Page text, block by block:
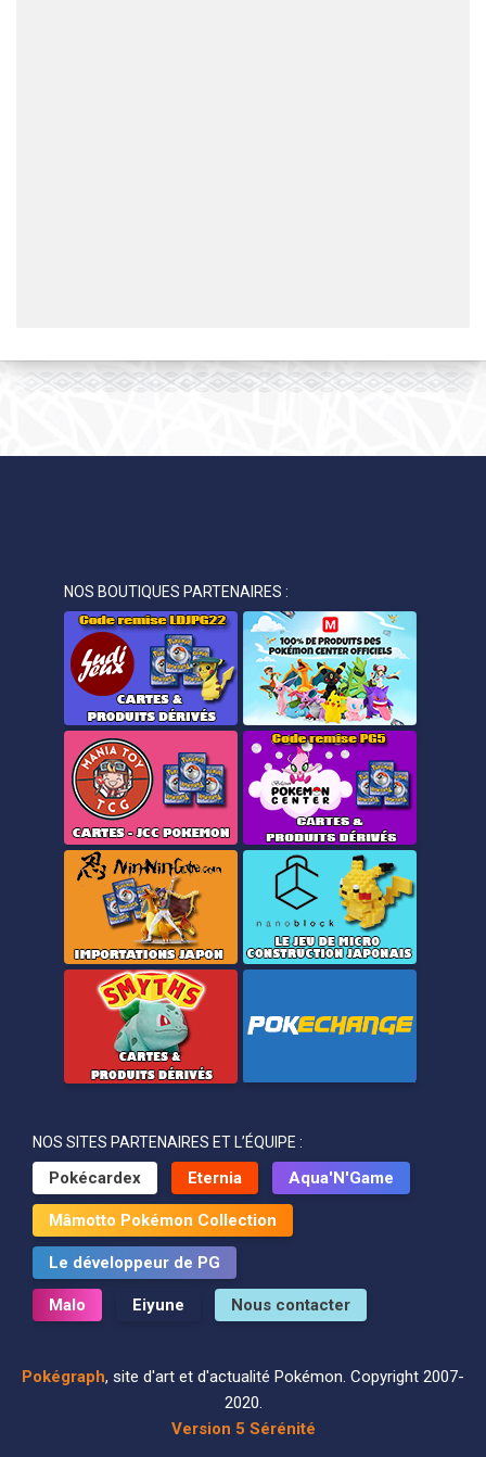
NOS BOUTIQUES PARTENAIRES :
NOS SITES PARTENAIRES ET L’ÉQUIPE :
Pokécardex Eternia Aqua'N'Game
Mâmotto Pokémon Collection
Le développeur de PG
Malo Eiyune Nous contacter
Pokégraph, site d'art et d'actualité Pokémon. Copyright 2007-
2020.
Version 5 Sérénité